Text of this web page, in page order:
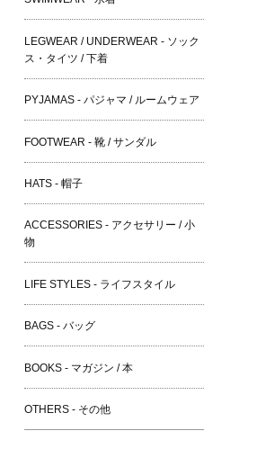
LEGWEAR / UNDERWEAR - ソック
ス・タイツ / 下着
PYJAMAS - パジャマ / ルームウェア
FOOTWEAR - 靴 / サンダル
HATS - 帽子
ACCESSORIES - アクセサリー / 小
物
LIFE STYLES - ライフスタイル
BAGS - バッグ
BOOKS - マガジン / 本
OTHERS - その他